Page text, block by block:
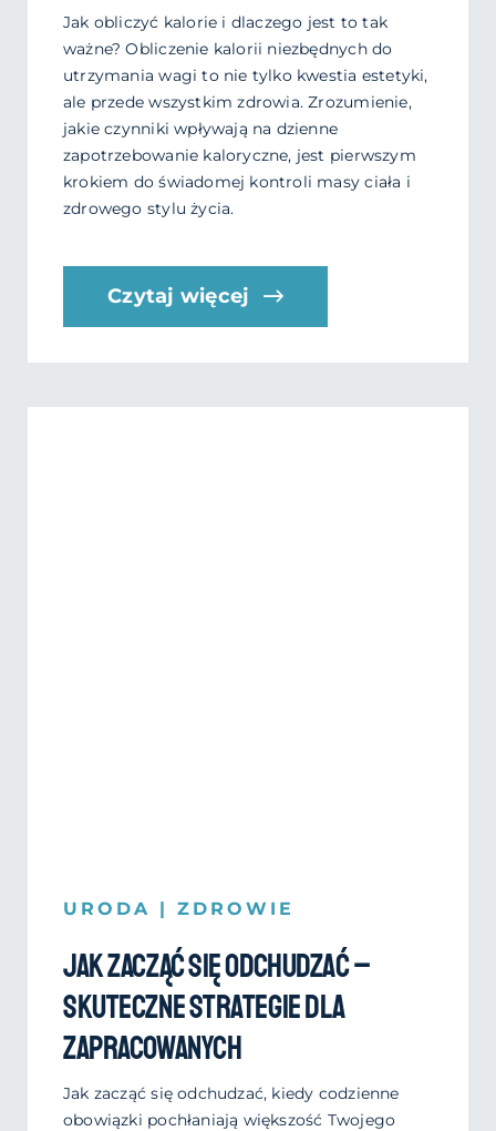
Jak obliczyć kalorie i dlaczego jest to tak
ważne? Obliczenie kalorii niezbędnych do
utrzymania wagi to nie tylko kwestia estetyki,
ale przede wszystkim zdrowia. Zrozumienie,
jakie czynniki wpływają na dzienne
zapotrzebowanie kaloryczne, jest pierwszym
krokiem do świadomej kontroli masy ciała i
zdrowego stylu życia.
Czytaj więcej
URODA | ZDROWIE
Jak zacząć się odchudzać –
skuteczne strategie dla
zapracowanych
Jak zacząć się odchudzać, kiedy codzienne
obowiązki pochłaniają większość Twojego